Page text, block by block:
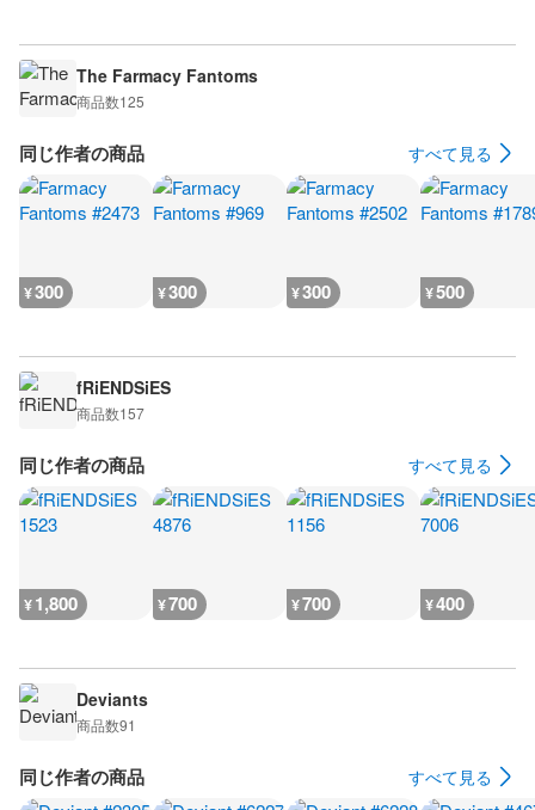
The Farmacy Fantoms
商品数125
同じ作者の商品 すべて見る
¥300 ¥300 ¥300 ¥500
fRiENDSiES
商品数157
同じ作者の商品 すべて見る
¥1,800 ¥700 ¥700 ¥400
Deviants
商品数91
同じ作者の商品 すべて見る